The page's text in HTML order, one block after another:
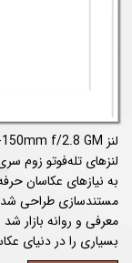
به نیازهای عکاسان
معرفی و روانه بازار
بسیاری را در دنیای